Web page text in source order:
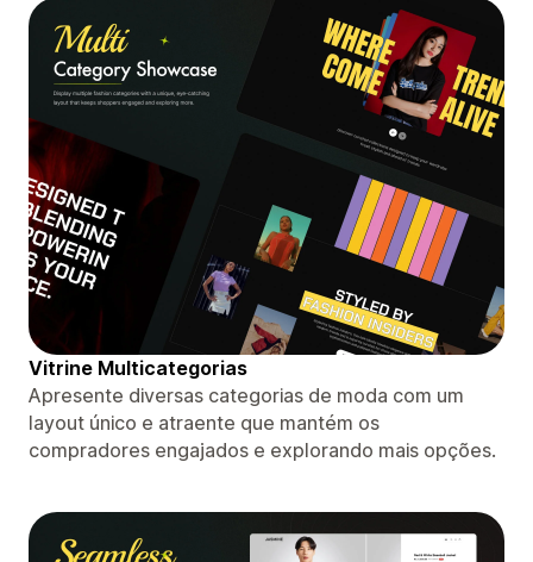
Vitrine Multicategorias
Apresente diversas categorias de moda com um
layout único e atraente que mantém os
compradores engajados e explorando mais opções.